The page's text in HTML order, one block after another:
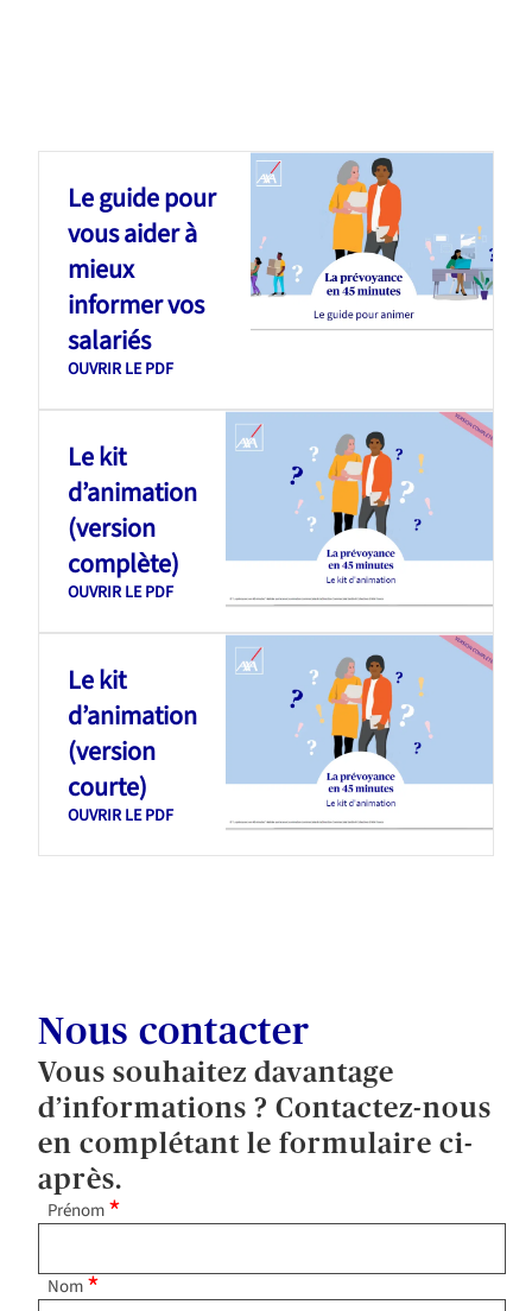
Le guide pour
vous aider à
mieux
informer vos
salariés
OUVRIR LE PDF
Le kit
d’animation
(version
complète)
OUVRIR LE PDF
Le kit
d’animation
(version
courte)
OUVRIR LE PDF
Nous contacter
Vous souhaitez davantage
d’informations ? Contactez-nous
en complétant le formulaire ci-
après.
Prénom*
Nom*